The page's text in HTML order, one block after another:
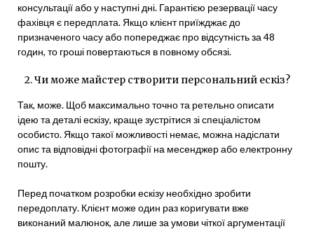
консультації або у наступні дні. Гарантією резервації часу
фахівця є передплата. Якщо клієнт приїжджає до
призначеного часу або попереджає про відсутність за 48
годин, то гроші повертаються в повному обсязі.
2. Чи може майстер створити персональний ескіз?
Так, може. Щоб максимально точно та ретельно описати
ідею та деталі ескізу, краще зустрітися зі спеціалістом
особисто. Якщо такої можливості немає, можна надіслати
опис та відповідні фотографії на месенджер або електронну
пошту.
Перед початком розробки ескізу необхідно зробити
передоплату. Клієнт може один раз коригувати вже
виконаний малюнок, але лише за умови чіткої аргументації